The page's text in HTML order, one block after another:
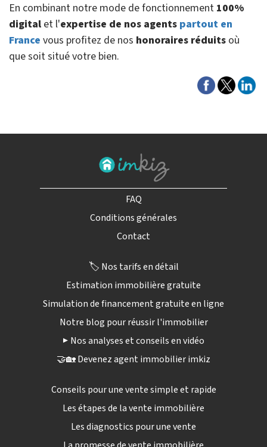
En combinant notre mode de fonctionnement 100%
digital et l'expertise de nos agents partout en
France vous profitez de nos honoraires réduits où
que soit situé votre bien.
FAQ
Conditions générales
Contact
🏷️ Nos tarifs en détail
Estimation immobilière gratuite
Simulation de financement gratuite en ligne
Notre blog pour réussir l'immobilier
▶️ Nos analyses et conseils en vidéo
🤝🏡 Devenez agent immobilier imkiz
Conseils pour une vente simple et rapide
Les étapes de la vente immobilière
Les diagnostics pour une vente